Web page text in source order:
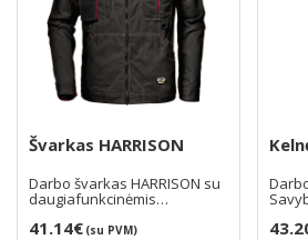
Švarkas HARRISON
Darbo švarkas HARRISON su
daugiafunkcinėmis
kišenėmis. -Poliesterio ir..
41.14€ (su PVM)
Savybės: -